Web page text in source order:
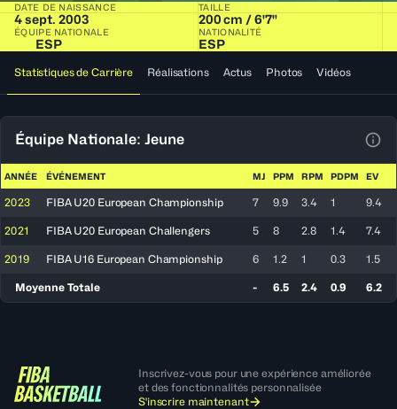
DATE DE NAISSANCE
4 sept. 2003
TAILLE
200 cm / 6'7"
ÉQUIPE NATIONALE
ESP
NATIONALITÉ
ESP
Statistiques de Carrière Réalisations Actus Photos Vidéos
Équipe Nationale: Jeune
ANNÉE ÉVÉNEMENT MJ PPM RPM PDPM EV
2023 FIBA U20 European Championship 7 9.9 3.4 1 9.4
2021 FIBA U20 European Challengers 5 8 2.8 1.4 7.4
2019 FIBA U16 European Championship 6 1.2 1 0.3 1.5
Moyenne Totale - 6.5 2.4 0.9 6.2
Inscrivez-vous pour une expérience améliorée
et des fonctionnalités personnalisée
S'inscrire maintenant